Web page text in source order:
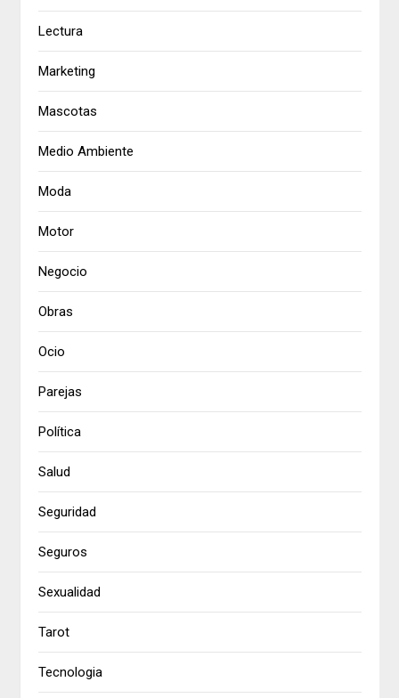
Lectura
Marketing
Mascotas
Medio Ambiente
Moda
Motor
Negocio
Obras
Ocio
Parejas
Política
Salud
Seguridad
Seguros
Sexualidad
Tarot
Tecnologia